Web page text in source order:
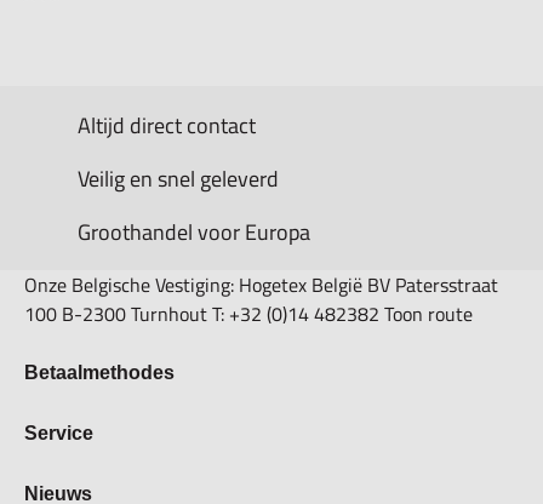
Altijd direct contact
Veilig en snel geleverd
Groothandel voor Europa
Onze Belgische Vestiging: Hogetex België BV Patersstraat
100 B-2300 Turnhout T: +32 (0)14 482382 Toon route
Betaalmethodes
Bestellen & Betalen
Service
Over Hogetex
Nieuws